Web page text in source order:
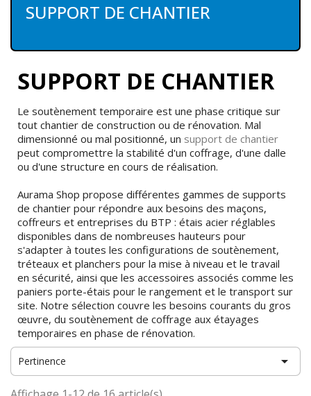
SUPPORT DE CHANTIER
SUPPORT DE CHANTIER
Le soutènement temporaire est une phase critique sur
tout chantier de construction ou de rénovation. Mal
dimensionné ou mal positionné, un support de chantier
peut compromettre la stabilité d'un coffrage, d'une dalle
ou d'une structure en cours de réalisation.
Aurama Shop propose différentes gammes de supports
de chantier pour répondre aux besoins des maçons,
coffreurs et entreprises du BTP : étais acier réglables
disponibles dans de nombreuses hauteurs pour
s'adapter à toutes les configurations de soutènement,
tréteaux et planchers pour la mise à niveau et le travail
en sécurité, ainsi que les accessoires associés comme les
paniers porte-étais pour le rangement et le transport sur
site. Notre sélection couvre les besoins courants du gros
œuvre, du soutènement de coffrage aux étayages
temporaires en phase de rénovation.
Pertinence 